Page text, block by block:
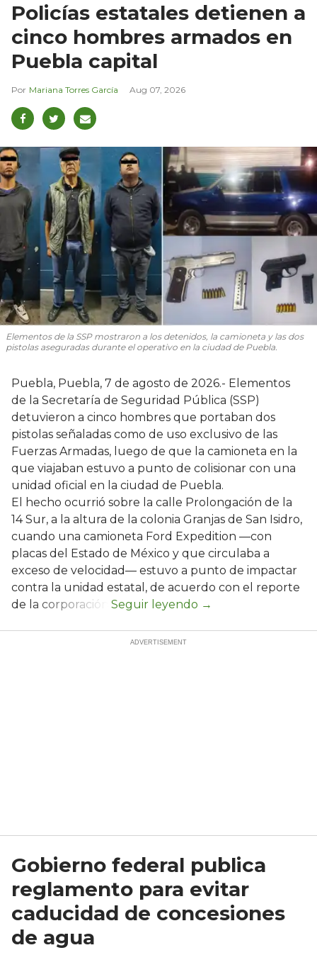
Policías estatales detienen a
cinco hombres armados en
Puebla capital
Mariana Torres García Aug 07, 2026
Elementos de la SSP mostraron a los detenidos, la camioneta y las dos
pistolas aseguradas durante el operativo en la ciudad de Puebla.
Puebla, Puebla, 7 de agosto de 2026.- Elementos
de la Secretaría de Seguridad Pública (SSP)
detuvieron a cinco hombres que portaban dos
pistolas señaladas como de uso exclusivo de las
Fuerzas Armadas, luego de que la camioneta en la
que viajaban estuvo a punto de colisionar con una
unidad oficial en la ciudad de Puebla.
El hecho ocurrió sobre la calle Prolongación de la
14 Sur, a la altura de la colonia Granjas de San Isidro,
cuando una camioneta Ford Expedition —con
placas del Estado de México y que circulaba a
exceso de velocidad— estuvo a punto de impactar
contra la unidad estatal, de acuerdo con el reporte
de la corporación.
Gobierno federal publica
reglamento para evitar
caducidad de concesiones
de agua